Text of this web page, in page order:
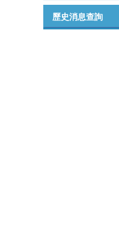
歷史消息查詢